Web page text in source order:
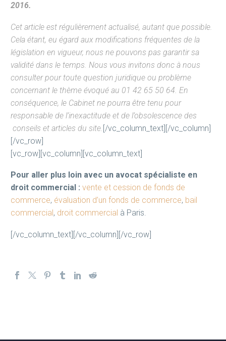
2016.
Cet article est régulièrement actualisé, autant que possible.
Cela étant, eu égard aux modifications fréquentes de la
législation en vigueur, nous ne pouvons pas garantir sa
validité dans le temps. Nous vous invitons donc à nous
consulter pour toute question juridique ou problème
concernant le thème évoqué au 01 42 65 50 64. En
conséquence, le Cabinet ne pourra être tenu pour
responsable de l’inexactitude et de l’obsolescence des
conseils et articles du site. [/vc_column_text][/vc_column]
[/vc_row]
[vc_row][vc_column][vc_column_text]
Pour aller plus loin avec un avocat spécialiste en
droit commercial : vente et cession de fonds de
commerce, évaluation d’un fonds de commerce, bail
commercial , droit commercial à Paris.
[/vc_column_text][/vc_column][/vc_row]